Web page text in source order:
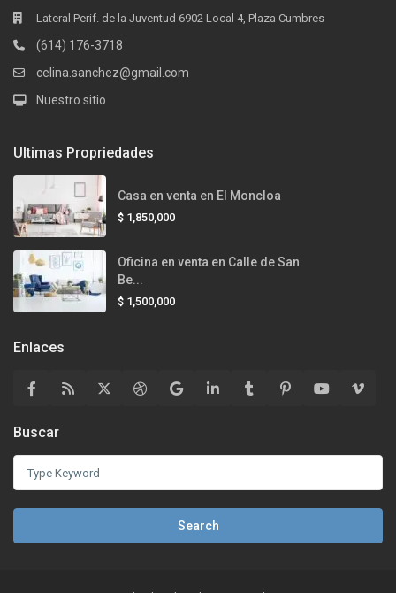
Lateral Perif. de la Juventud 6902 Local 4, Plaza Cumbres
(614) 176-3718
celina.sanchez@gmail.com
Nuestro sitio
Ultimas Propriedades
Casa en venta en El Moncloa
$ 1,850,000
Oficina en venta en Calle de San
Be...
$ 1,500,000
Enlaces
Buscar
Search